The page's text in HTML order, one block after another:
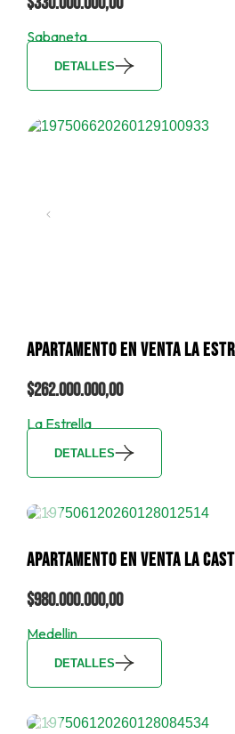
Sabaneta
DETALLES
APARTAMENTO EN VENTA LA
$262.000.000,00
La Estrella
DETALLES
APARTAMENTO EN VENTA LA
$980.000.000,00
Medellin
DETALLES